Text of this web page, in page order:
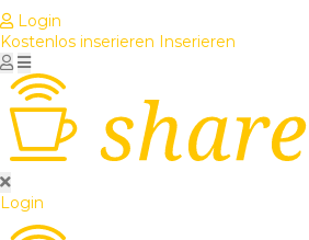
Login
Kostenlos inserieren Inserieren
Login